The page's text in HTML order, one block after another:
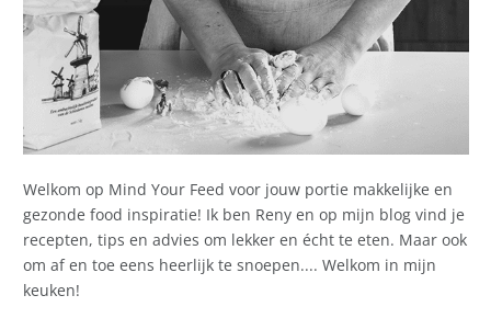
Welkom op Mind Your Feed voor jouw portie makkelijke en
gezonde food inspiratie! Ik ben Reny en op mijn blog vind je
recepten, tips en advies om lekker en écht te eten. Maar ook
om af en toe eens heerlijk te snoepen.... Welkom in mijn
keuken!